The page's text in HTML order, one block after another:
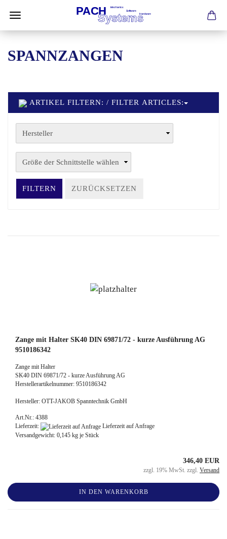
SPANNZANGEN
ARTIKEL FILTERN: / FILTER ARTICLES:
FILTERN ZURÜCKSETZEN
Zange mit Halter SK40 DIN 69871/72 - kurze Ausführung AG
9510186342
Zange mit Halter
SK40 DIN 69871/72 - kurze Ausführung AG
Herstellerartikelnummer: 9510186342
Hersteller: OTT-JAKOB Spanntechnik GmbH
Art.Nr.: 4388
Lieferzeit:
Lieferzeit auf Anfrage
Versandgewicht: 0,145 kg je Stück
346,40 EUR
zzgl. 19% MwSt. zzgl. Versand
IN DEN WARENKORB